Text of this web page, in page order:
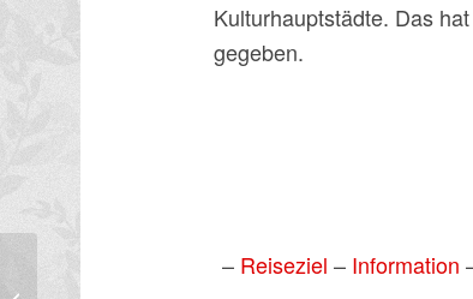
Kulturhauptstädte. Das
gegeben.
– Reiseziel – Information